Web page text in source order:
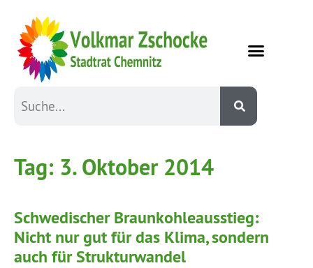
Tag: 3. Oktober 2014
Schwedischer Braunkohleausstieg:
Nicht nur gut für das Klima, sondern
auch für Strukturwandel